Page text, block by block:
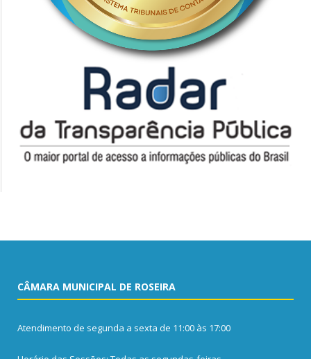
CÂMARA MUNICIPAL DE ROSEIRA
Atendimento de segunda a sexta de 11:00 às 17:00